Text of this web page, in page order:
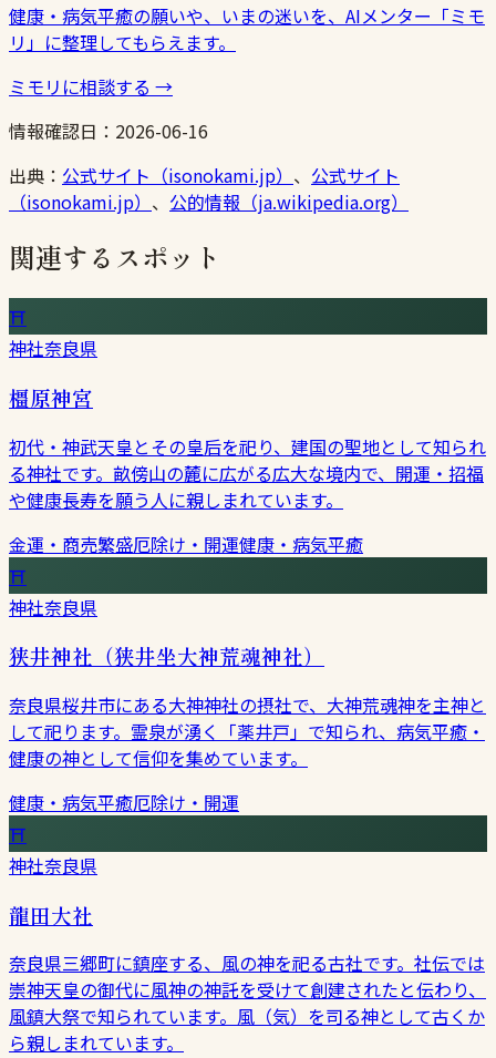
健康・病気平癒の願いや、いまの迷いを、AIメンター「ミモ
リ」に整理してもらえます。
ミモリに相談する →
情報確認日： 2026-06-16
出典： 公式サイト（isonokami.jp） 、 公式サイト
（isonokami.jp） 、 公的情報（ja.wikipedia.org）
関連するスポット
⛩
神社奈良県
橿原神宮
初代・神武天皇とその皇后を祀り、建国の聖地として知られ
る神社です。畝傍山の麓に広がる広大な境内で、開運・招福
や健康長寿を願う人に親しまれています。
金運・商売繁盛厄除け・開運健康・病気平癒
⛩
神社奈良県
狭井神社（狭井坐大神荒魂神社）
奈良県桜井市にある大神神社の摂社で、大神荒魂神を主神と
して祀ります。霊泉が湧く「薬井戸」で知られ、病気平癒・
健康の神として信仰を集めています。
健康・病気平癒厄除け・開運
⛩
神社奈良県
龍田大社
奈良県三郷町に鎮座する、風の神を祀る古社です。社伝では
崇神天皇の御代に風神の神託を受けて創建されたと伝わり、
風鎮大祭で知られています。風（気）を司る神として古くか
ら親しまれています。